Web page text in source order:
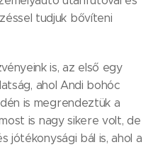
tudjuk bővíteni
is, az első egy
ahol Andi bohóc
is megrendeztük a
is nagy sikere volt, de
jótékonysági bál is, ahol a